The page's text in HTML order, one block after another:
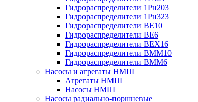
Гидрораспределители 1Рн203
Гидрораспределители 1Рн323
Гидрораспределители ВЕ10
Гидрораспределители ВЕ6
Гидрораспределители ВЕХ16
Гидрораспределители ВММ10
Гидрораспределители ВММ6
Насосы и агрегаты НМШ
Агрегаты НМШ
Насосы НМШ
Насосы радиально-поршневые